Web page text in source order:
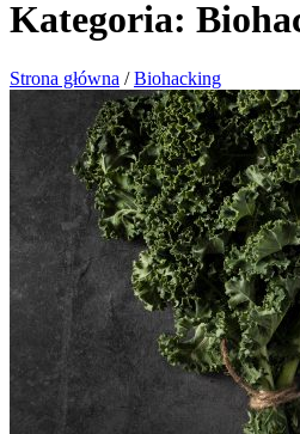
Kategoria:
Strona główna / Biohacking